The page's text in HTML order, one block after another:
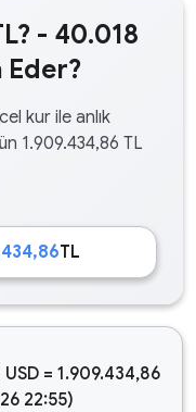
- 40.018
Eder?
kur ile anlık
1.909.434,86 TL
TL
= 1.909.434,86
22:55)